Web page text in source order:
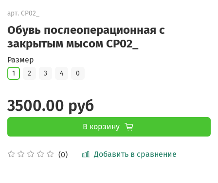
арт. CP02_
Обувь послеоперационная с
закрытым мысом CP02_
(0) Добавить в сравнение
Размер
1 2 3 4 0
3500.00 руб
В корзину